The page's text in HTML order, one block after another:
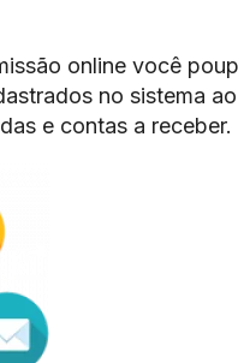
online você
no sistema
e contas a receber.